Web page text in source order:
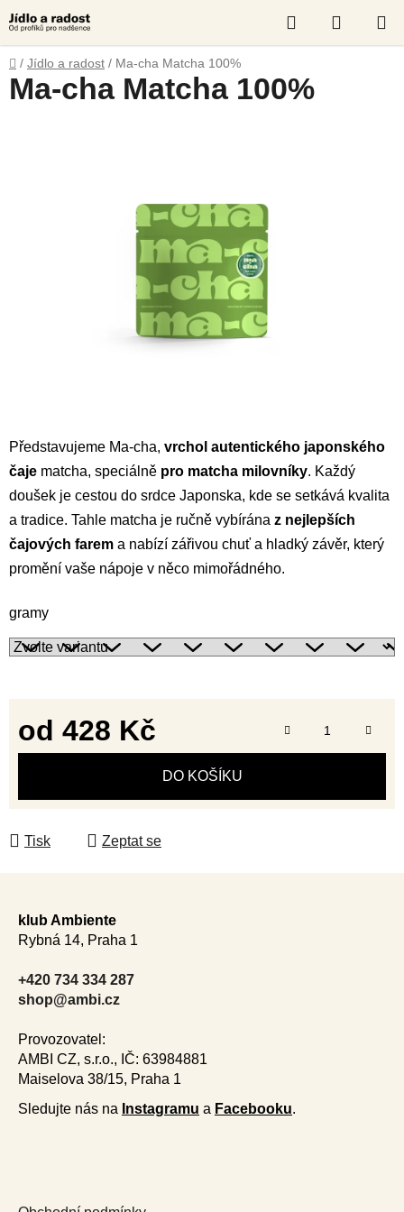
na
obsah
Hledat
KOŠÍK
Domů
/ Jídlo a radost / Ma-cha Matcha 100%
Představujeme Ma-cha, vrchol autentického japonského
čaje matcha, speciálně pro matcha milovníky. Každý
doušek je cestou do srdce Japonska, kde se setkává kvalita
a tradice. Tahle matcha je ručně vybírána z nejlepších
čajových farem a nabízí zářivou chuť a hladký závěr, který
promění vaše nápoje v něco mimořádného.
gramy
od 428 Kč
Měrná cena:
DO KOŠÍKU
Tisk Zeptat se
Ma-cha Matcha 100%
klub Ambiente
Rybná 14, Praha 1
+420 734 334 287
shop@ambi.cz
Provozovatel:
AMBI CZ, s.r.o., IČ: 63984881
Maiselova 38/15, Praha 1
Sledujte nás na Instagramu a Facebooku.